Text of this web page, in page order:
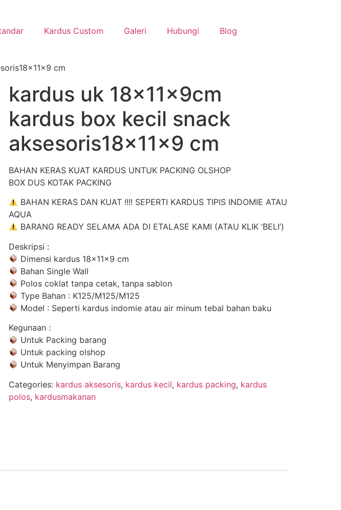
Kardus Custom Galeri Hubungi Blog
cm
kardus uk 18x11x9cm
kardus box kecil snack
aksesoris18x11x9 cm
BAHAN KERAS KUAT KARDUS UNTUK PACKING OLSHOP
BOX DUS KOTAK PACKING
BAHAN KERAS DAN KUAT !!!! SEPERTI KARDUS TIPIS INDOMIE ATAU
AQUA
BARANG READY SELAMA ADA DI ETALASE KAMI (ATAU KLIK ‘BELI’)
Deskripsi :
Dimensi kardus 18x11x9 cm
Bahan Single Wall
Polos coklat tanpa cetak, tanpa sablon
Type Bahan : K125/M125/M125
Model : Seperti kardus indomie atau air minum tebal bahan baku
Kegunaan :
Untuk Packing barang
Untuk packing olshop
Untuk Menyimpan Barang
Categories: kardus aksesoris, kardus kecil, kardus packing, kardus
polos, kardusmakanan